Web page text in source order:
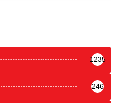
1235
246